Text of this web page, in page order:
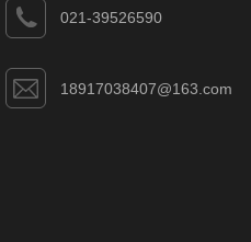
021-39526590
18917038407@163.com